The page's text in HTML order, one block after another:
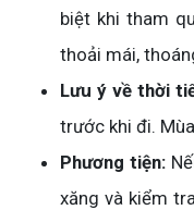
biệt khi tham
thoải mái,
Lưu ý về thời
trước khi đi.
Phương tiện:
xăng và kiểm